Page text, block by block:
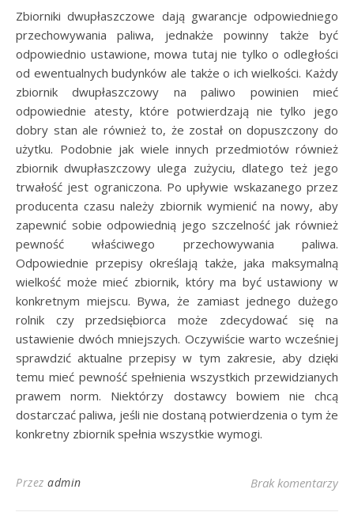
Zbiorniki dwupłaszczowe dają gwarancje odpowiedniego
przechowywania paliwa, jednakże powinny także być
odpowiednio ustawione, mowa tutaj nie tylko o odległości
od ewentualnych budynków ale także o ich wielkości. Każdy
zbiornik dwupłaszczowy na paliwo powinien mieć
odpowiednie atesty, które potwierdzają nie tylko jego
dobry stan ale również to, że został on dopuszczony do
użytku. Podobnie jak wiele innych przedmiotów również
zbiornik dwupłaszczowy ulega zużyciu, dlatego też jego
trwałość jest ograniczona. Po upływie wskazanego przez
producenta czasu należy zbiornik wymienić na nowy, aby
zapewnić sobie odpowiednią jego szczelność jak również
pewność właściwego przechowywania paliwa.
Odpowiednie przepisy określają także, jaka maksymalną
wielkość może mieć zbiornik, który ma być ustawiony w
konkretnym miejscu. Bywa, że zamiast jednego dużego
rolnik czy przedsiębiorca może zdecydować się na
ustawienie dwóch mniejszych. Oczywiście warto wcześniej
sprawdzić aktualne przepisy w tym zakresie, aby dzięki
temu mieć pewność spełnienia wszystkich przewidzianych
prawem norm. Niektórzy dostawcy bowiem nie chcą
dostarczać paliwa, jeśli nie dostaną potwierdzenia o tym że
konkretny zbiornik spełnia wszystkie wymogi.
Przez admin Brak komentarzy